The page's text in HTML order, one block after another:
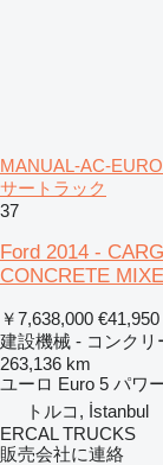
MANUAL-AC-
サートラック
37
Ford 2014 -
CONCRETE
￥7,638,000 €41,950
建設機械 - コンクリ
263,136 km
ユーロ Euro 5 パワ
トルコ, İstanbul
ERCAL TRUCKS
販売会社に連絡